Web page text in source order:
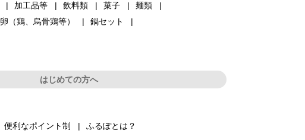
加工品等 飲料類 菓子
麺類
卵（鶏、烏骨鶏等）
鍋セット
はじめての方へ
便利なポイント制 ふるぽとは？